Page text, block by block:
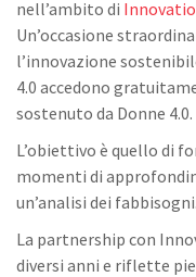
nell’ambito di
Un’occasione
l’innovazione
4.0 accedono
sostenuto da Donne 4.0.
L’obiettivo è quello di
momenti di
un’analisi dei fabbisogni.
La partnership con
diversi anni e riflette